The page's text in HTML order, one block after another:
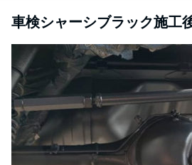
車検シャーシブラック施工